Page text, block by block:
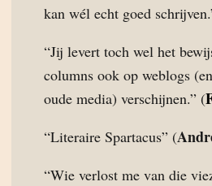
kan wél echt goed
“Jij levert toch wel het
columns ook op weblogs
oude media) verschijnen.” (
“Literaire Spartacus” (
“Wie verlost me van die